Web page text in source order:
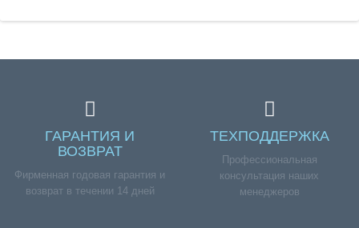
ГАРАНТИЯ И
ВОЗВРАТ
Фирменная годовая гарантия и
возврат в течении 14 дней
ТЕХПОДДЕРЖКА
Профессиональная
консультация наших
менеджеров